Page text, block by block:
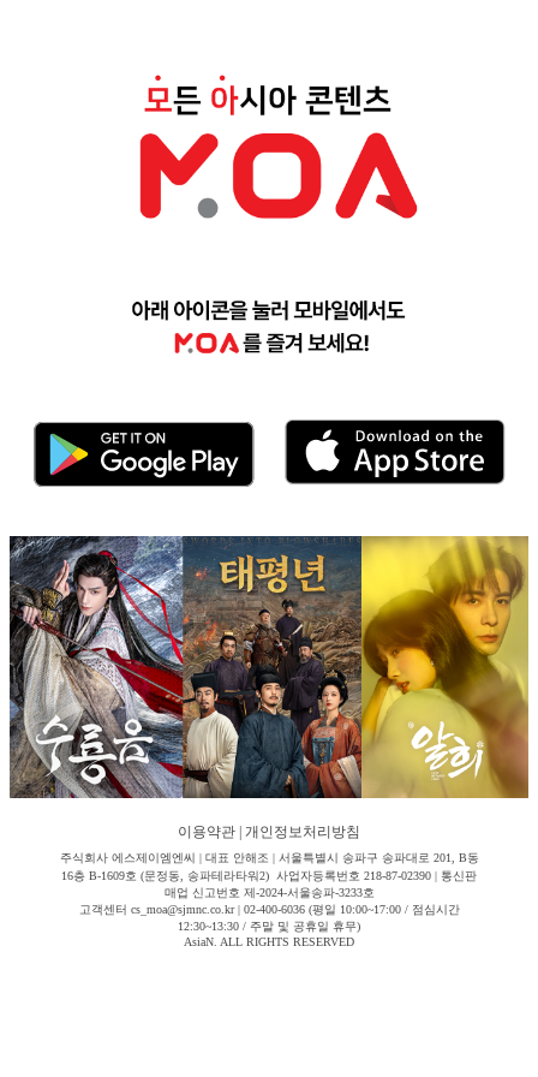
이용약관 개인정보처리방침
주식회사 에스제이엠엔씨 | 대표 안해조 | 서울특별시 송파구 송파대로 201, B동
16층 B-1609호 (문정동, 송파테라타워2) 사업자등록번호 218-87-02390 | 통신판
매업 신고번호 제-2024-서울송파-3233호
고객센터 cs_moa@sjmnc.co.kr | 02-400-6036 (평일 10:00~17:00 / 점심시간
12:30~13:30 / 주말 및 공휴일 휴무)
AsiaN. ALL RIGHTS RESERVED